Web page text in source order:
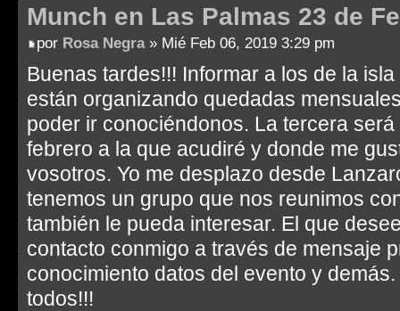
Munch en Las Palmas 23 de
por Rosa Negra» Mié Feb 06, 2019 3:29 pm
Buenas tardes!!! Informar a los de la
están organizando quedadas
poder ir conociéndonos. La tercera
febrero a la que acudiré y donde me
vosotros. Yo me desplazo desde
tenemos un grupo que nos reunimos
también le pueda interesar. El que
contacto conmigo a través de mensaje
conocimiento datos del evento y
todos!!!